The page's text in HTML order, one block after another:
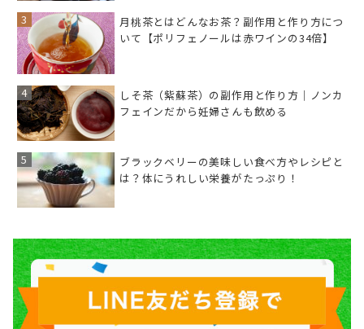
月桃茶とはどんなお茶？副作用と作り方につ
いて【ポリフェノールは赤ワインの34倍】
しそ茶（紫蘇茶）の副作用と作り方｜ノンカ
フェインだから妊婦さんも飲める
ブラックベリーの美味しい食べ方やレシピと
は？体にうれしい栄養がたっぷり！